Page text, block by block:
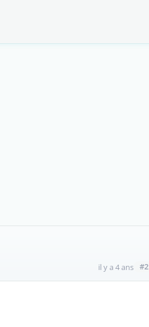
il y a 4 ans #2